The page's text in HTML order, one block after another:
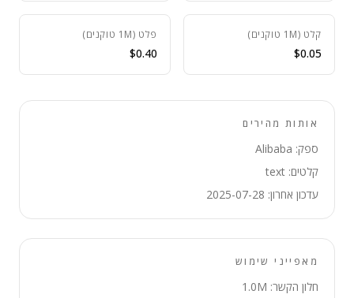
קלט (1M טוקנים)
$0.05
פלט (1M טוקנים)
$0.40
אותות מהירים
ספק: Alibaba
קלטים: text
עדכון אחרון: 2025-07-28
מאפייני שימוש
חלון הקשר: 1.0M